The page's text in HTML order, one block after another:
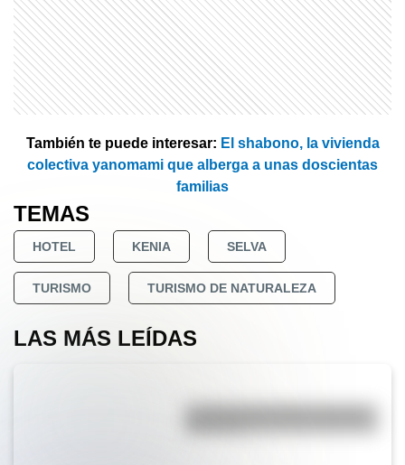
También te puede interesar: El shabono, la vivienda
colectiva yanomami que alberga a unas doscientas
familias
TEMAS
HOTEL KENIA SELVA
TURISMO TURISMO DE NATURALEZA
LAS MÁS LEÍDAS
La vida de San Martín contada